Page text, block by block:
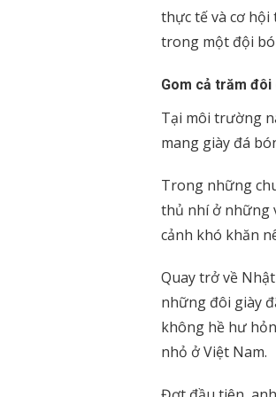
thực tế và cơ
trong một đội
Gom cả trăm đôi
Tại môi trường
mang giày đá
Trong những
thủ nhí ở những
cảnh khó khăn
Quay trở về
những đôi giày
không hề hư
nhỏ ở Việt Nam.